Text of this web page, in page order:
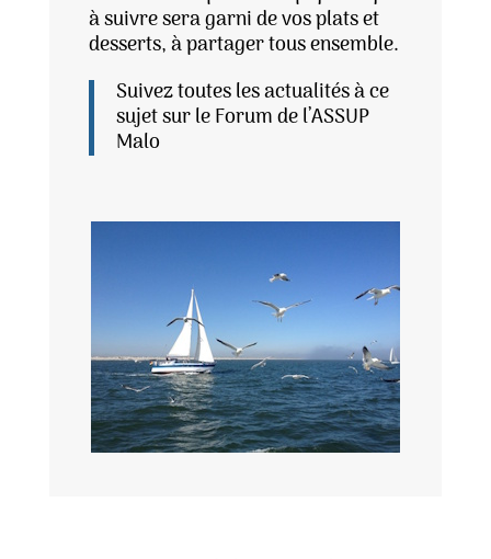
à suivre sera garni de vos plats et
desserts, à partager tous ensemble.
Suivez toutes les actualités à ce
sujet sur le Forum de l’ASSUP
Malo